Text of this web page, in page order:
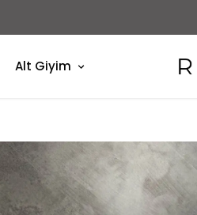
Alt Giyim